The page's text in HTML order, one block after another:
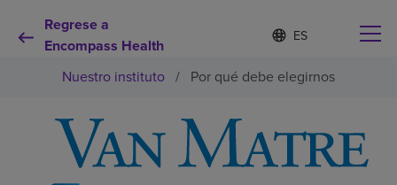
Regrese a
Encompass Health
Lista
de
idiomas
contraída
d
o
s
e
l
Por qué debe elegirnos
Nuestro instituto / Por qué debe elegirnos